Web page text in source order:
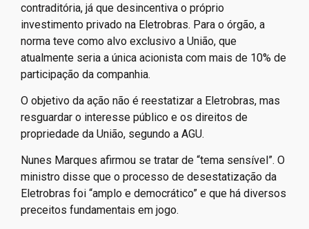
contraditória, já que desincentiva o próprio
investimento privado na Eletrobras. Para o órgão, a
norma teve como alvo exclusivo a União, que
atualmente seria a única acionista com mais de 10% de
participação da companhia.
O objetivo da ação não é reestatizar a Eletrobras, mas
resguardar o interesse público e os direitos de
propriedade da União, segundo a AGU.
Nunes Marques afirmou se tratar de “tema sensível”. O
ministro disse que o processo de desestatização da
Eletrobras foi “amplo e democrático” e que há diversos
preceitos fundamentais em jogo.